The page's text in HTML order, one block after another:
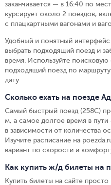
заканчивается — в 16:40 по
курсирует около 2 поездов,
с плацкартными вагонами и
Удобный и понятный
выбрать подходящий поезд и
время. Используйте
подходящий поезд по
дату.
Сколько ехать на поезде
Самый быстрый поезд (258С)
м, а самое долгое время в
в зависимости от количества
Изучите расписание на
вариант по скорости и
Как купить ж/д билеты на
Купить билеты на сайте